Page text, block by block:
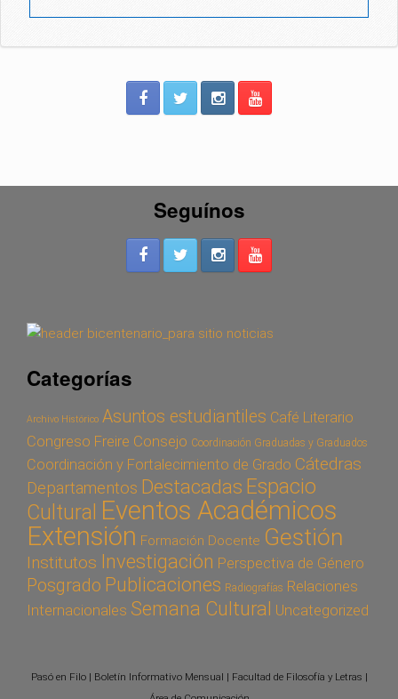
Seguínos
Categorías
Archivo Histórico Asuntos estudiantiles Café Literario
Congreso Freire Consejo Coordinación Graduadas y Graduados
Coordinación y Fortalecimiento de Grado Cátedras
Departamentos Destacadas Espacio
Cultural Eventos Académicos
Extensión Formación Docente Gestión
Institutos Investigación Perspectiva de Género
Posgrado Publicaciones Radiografías Relaciones
Internacionales Semana Cultural Uncategorized
Pasó en Filo | Boletín Informativo Mensual | Facultad de Filosofía y Letras |